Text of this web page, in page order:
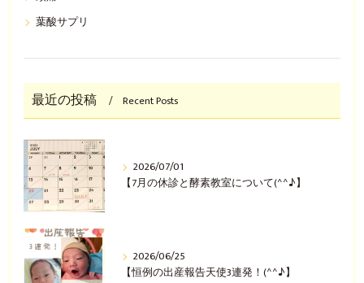
葉酸サプリ
最近の投稿 Recent Posts
2026/07/01
【7月の休診と酵素教室について(^^♪】
2026/06/25
【恒例の出産報告天使3連発！(^^♪】